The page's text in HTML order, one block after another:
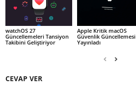
watchOS 27
Güncellemeleri Tansiyon
Takibini Geliştiriyor
Apple Kritik macOS
Güvenlik Güncellemesi
Yayınladı
CEVAP VER